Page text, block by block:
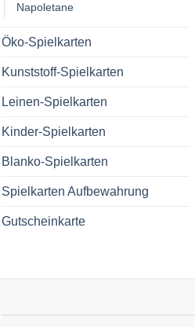
Napoletane
Öko-Spielkarten
Kunststoff-Spielkarten
Leinen-Spielkarten
Kinder-Spielkarten
Blanko-Spielkarten
Spielkarten Aufbewahrung
Gutscheinkarte